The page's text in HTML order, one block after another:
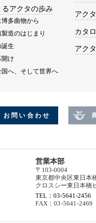
アクタの歩み
多曲物から
造のはじまり
生
け
へ、そして世界へ
アク
カタ
アク
お問い合わせ
営業本部
〒103-0004
東京都中央区東日本
クロスシー東日本橋
TEL：03-5641-2456
FAX：03-5641-2469